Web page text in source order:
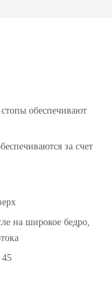
обеспечивают
за счет
на широкое бедро,
45